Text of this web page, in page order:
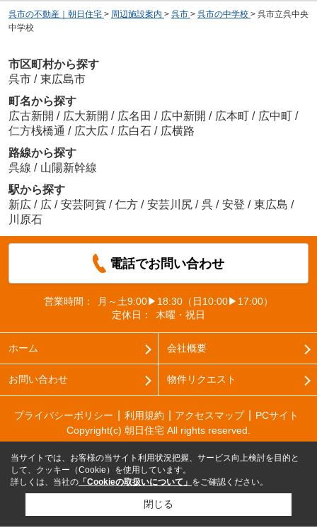
呉市の不動産｜朝日住宅 > 周辺施設案内 > 呉市 > 呉市の中学校 > 呉市立呉中央
中学校
市区町村から探す
呉市 / 東広島市
町名から探す
広古新開 / 広大新開 / 広名田 / 広中新開 / 広本町 / 広中町 /
仁方桟橋通 / 広大広 / 広白石 / 広横路
路線から探す
呉線 / 山陽新幹線
駅から探す
新広 / 広 / 安芸阿賀 / 仁方 / 安芸川尻 / 呉 / 安登 / 東広島 /
川原石
電話でお問い合わせ
営業時間：
月～土9:00▶18:30（日10:00▶17:00）
定休日：
木曜・祝日
ホーム 会社概要
お問い合わせ 物件リクエスト
プライバシーポリシー 利用規約 アクセスマップ
PCサイト
Copyright(c) 朝日住宅 All rights reserved.
当サイトでは、お客様の当サイト利用状況把握、サービス向上検討を目的と
して、クッキー（Cookie）を使用しています。
詳しくは、当社の 「Cookieの取扱いについて」 をご確認ください。
閉じる